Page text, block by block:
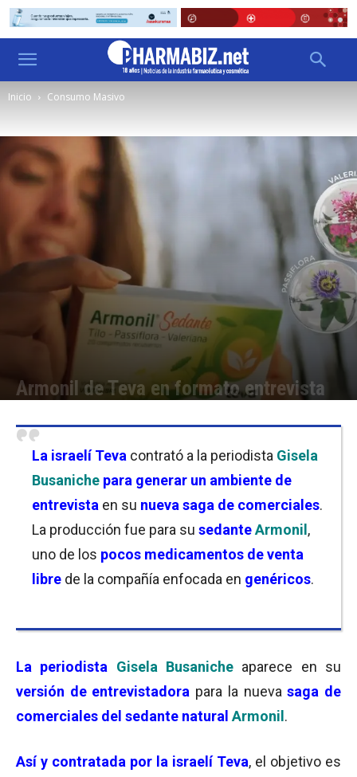
Inicio Consumo Masivo
Armonil de Teva en formato entrevista
La israelí Teva contrató a la periodista Gisela
Busaniche para generar un ambiente de
entrevista en su nueva saga de comerciales.
La producción fue para su sedanteArmonil ,
uno de los pocos medicamentos de venta
libre de la compañía enfocada en genéricos.
La periodista Gisela Busaniche aparece en su
versión de entrevistadora para la nuevasaga de
comerciales del sedante natural Armonil .
Así y contratada por la israelí Teva, el objetivo es